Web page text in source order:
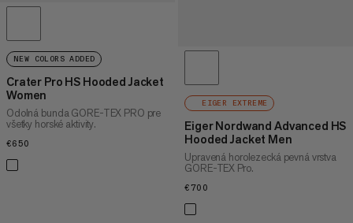
NEW COLORS ADDED
Crater Pro HS Hooded Jacket
Women
Odolná bunda GORE-TEX PRO pre
všetky horské aktivity.
€650
EIGER EXTREME
Eiger Nordwand Advanced HS
Hooded Jacket Men
Upravená horolezecká pevná vrstva
GORE-TEX Pro.
€700